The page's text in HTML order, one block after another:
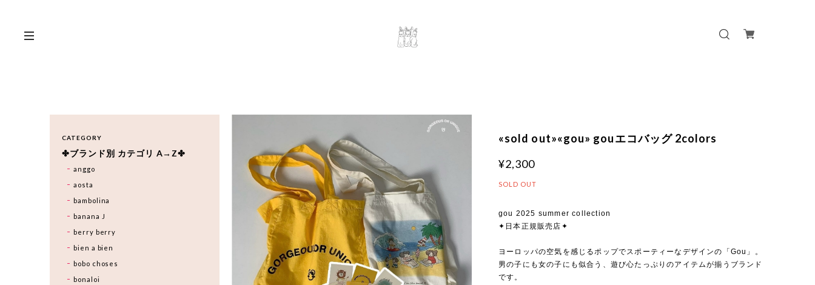
«sold out»«gou» gouエコバッグ 2colors
¥2,300
SOLD OUT
gou 2025 summer collection
✦日本正規販売店✦
ヨーロッパの空気を感じるポップでスポーティーなデザインの「Gou」。
男の子にも女の子にも似合う、遊び心たっぷりのアイテムが揃うブランド
です。
CATEGORY
✤ブランド別 カテゴリ A→Z✤
anggo
aosta
bambolina
banana J
berry berry
bien a bien
bobo choses
bonaloi